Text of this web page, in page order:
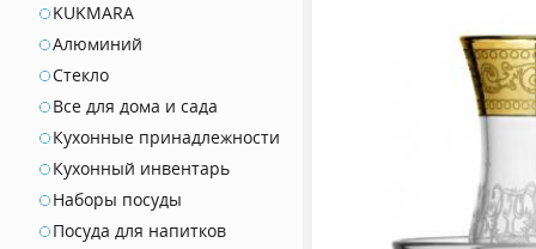
KUKMARA
Алюминий
Стекло
Все для дома и сада
Кухонные принадлежности
Кухонный инвентарь
Наборы посуды
Посуда для напитков